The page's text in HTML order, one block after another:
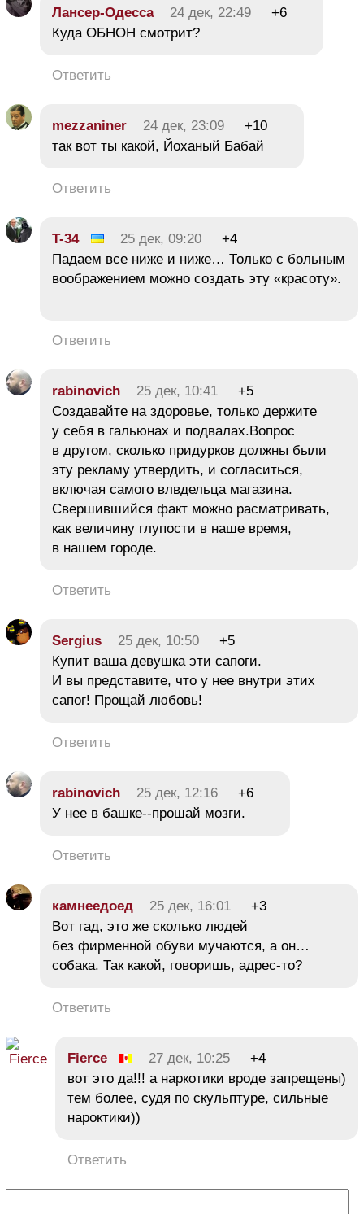
Лансер-Одесса 24 дек, 22:49
+6
Куда ОБНОН смотрит?
Ответить
mezzaniner 24 дек, 23:09
+10
так вот ты какой, Йоханый Бабай
Ответить
T-34 25 дек, 09:20
+4
Падаем все ниже и ниже… Только с больным
воображением можно создать эту «красоту».
Ответить
rabinovich 25 дек, 10:41
+5
Создавайте на здоровье, только держите
у себя в гальюнах и подвалах.Вопрос
в другом, сколько придурков должны были
эту рекламу утвердить, и согласиться,
включая самого влвдельца магазина.
Свершившийся факт можно расматривать,
как величину глупости в наше время,
в нашем городе.
Ответить
Sergius 25 дек, 10:50
+5
Купит ваша девушка эти сапоги.
И вы представите, что у нее внутри этих
сапог! Прощай любовь!
Ответить
rabinovich 25 дек, 12:16
+6
У нее в башке--прошай мозги.
Ответить
камнеедоед 25 дек, 16:01
+3
Вот гад, это же сколько людей
без фирменной обуви мучаются, а он…
собака. Так какой, говоришь, адрес-то?
Ответить
Fierce 27 дек, 10:25
+4
вот это да!!! а наркотики вроде запрещены)
тем более, судя по скульптуре, сильные
нароктики))
Ответить